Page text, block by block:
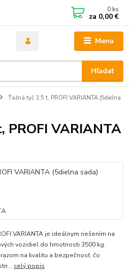
Menu
Hľadať
0 ks
za 0,00 €
Ťažná tyč 3,5 t, PROFI VARIANTA (5dielna
PROFI VARIANTA
VARIANTA je ideálnym riešením na
vozidiel do hmotnosti 3500 kg.
na kvalitu a bezpečnosť, čo
celý popis